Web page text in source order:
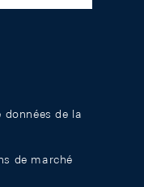
données de la
de marché